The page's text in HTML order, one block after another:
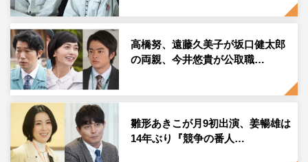
の食材や料理と合わせて楽しむ提案が知られているが、今
回の特別CMでは、風見が季節限定販売中の“秋の味”の
「金麦」と秋の旬の食材に舌鼓を打つ。ダイロクで遅くま
でブツ読みをしていた桃園と風見。そんな中、家に帰って
の晩酌に思いをはせる風見の様子が桃園に伝わり、仕事を
切り上げることに。
高橋努、遠藤久美子が坂口健太郎
の両親、今井悠貴が公取職…
雛形あきこが月9初出演、姜暢雄は
14年ぶり『競争の番人…